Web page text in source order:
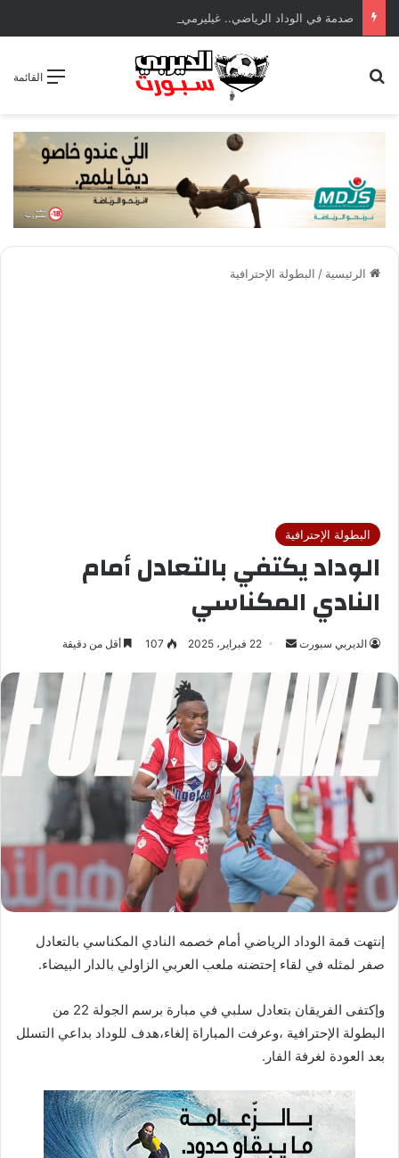
القائمة
الرئيسية / البطولة الإحترافية
البطولة الإحترافية
الوداد يكتفي بالتعادل أمام
النادي المكناسي
الديربي سبورت
ل
ر
د
ا
إ
ل
ت
و
ن
ا
22 فبراير، 2025 107 أقل من دقيقة
إنتهت قمة الوداد الرياضي أمام خصمه النادي المكناسي بالتعادل
صفر لمثله في لقاء إحتضنه ملعب العربي الزاولي بالدار البيضاء.
وإكتفى الفريقان بتعادل سلبي في مبارة برسم الجولة 22 من
البطولة الإحترافية ،وعرفت المباراة إلغاء،هدف للوداد بداعي التسلل
بعد العودة لغرفة الفار.